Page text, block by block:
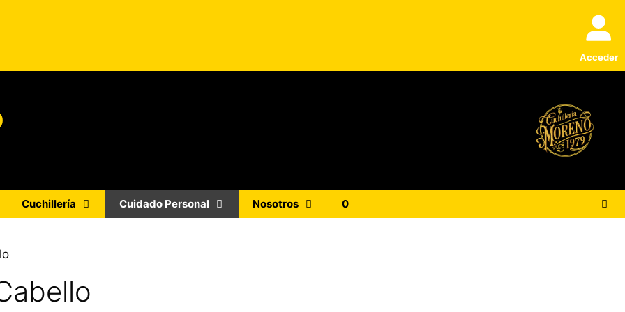
Acceder
Cuchillería Cuidado Personal Nosotros 0